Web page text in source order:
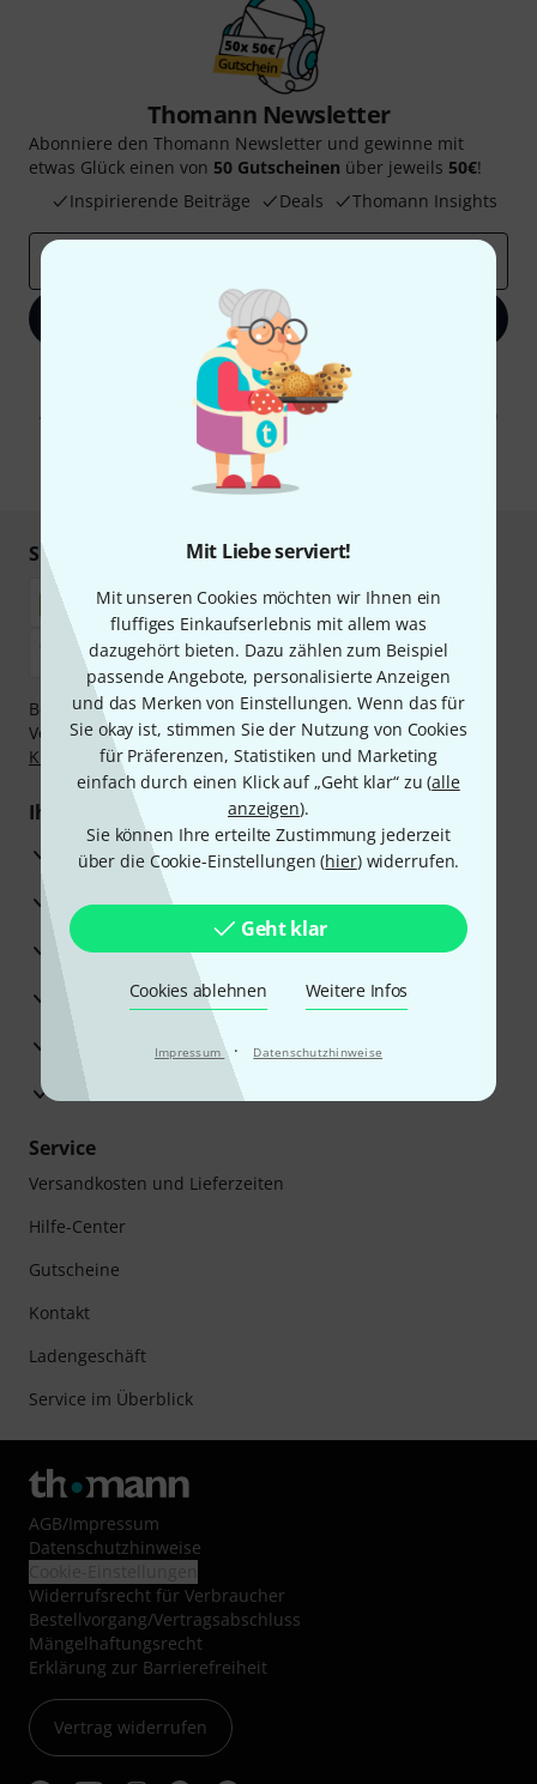
Mit Liebe serviert!
Mit unseren Cookies möchten wir Ihnen ein
fluffiges Einkaufserlebnis mit allem was
dazugehört bieten. Dazu zählen zum Beispiel
passende Angebote, personalisierte Anzeigen
und das Merken von Einstellungen. Wenn das für
Sie okay ist, stimmen Sie der Nutzung von Cookies
für Präferenzen, Statistiken und Marketing
einfach durch einen Klick auf „Geht klar“ zu (alle
anzeigen).
Sie können Ihre erteilte Zustimmung jederzeit
über die Cookie-Einstellungen (hier) widerrufen.
Geht klar
Cookies ablehnen Weitere Infos
Impressum · Datenschutzhinweise
Thomann Newsletter
Abonniere den Thomann Newsletter und gewinne mit
etwas Glück einen von 50 Gutscheinen über jeweils 50€!
Inspirierende Beiträge
Deals Thomann Insights
Jetzt anmelden
Mit Klick auf „Jetzt anmelden“ stimmen Sie dem Erhalt von E-Mail-
Werbung und einer Messung des E-Mail-Nutzungsverhaltens zu. Die
Abmeldung ist jederzeit möglich. Weitere Informationen finden Sie in
Datenschutzhinweisen
* Pflichtfeld
Sicher einkaufen & bezahlen
Bezahlen Sie vertraulich und sicher per Nachnahme,
Vorkasse, PayPal, Amazon Pay,Klarna Sofort bezahlen,
Klarna Ratenzahlungoder Kreditkarte.
Ihre Vorteile
3 Jahre Thomann Garantie
30 Tage Money-Back-Garantie
Reparaturservice
Beratung durch Fachexperten
Zufriedenheitsgarantie
Europas größtes Versandlager
Service
Versandkosten und Lieferzeiten
Hilfe-Center
Gutscheine
Kontakt
Ladengeschäft
Service im Überblick
AGB/Impressum
Datenschutzhinweise
Widerrufsrecht für Verbraucher
Bestellvorgang/Vertragsabschluss
Mängelhaftungsrecht
Erklärung zur Barrierefreiheit
Vertrag widerrufen